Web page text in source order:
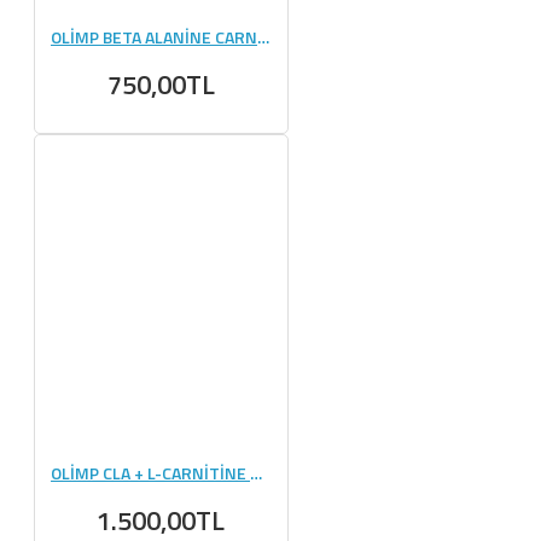
OLİMP BETA ALANİNE CARNO RUSH 80 TABLET
750,00TL
OLİMP CLA + L-CARNİTİNE 60 KAPSÜL
1.500,00TL